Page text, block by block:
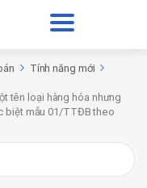
Tính năng mới
tên loại hàng hóa nhưng
biệt mẫu 01/TTĐB theo